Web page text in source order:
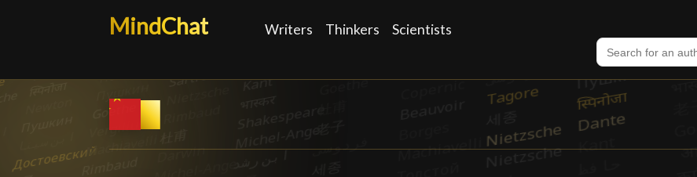
MindChat Writers Thinkers Scientists
China
█